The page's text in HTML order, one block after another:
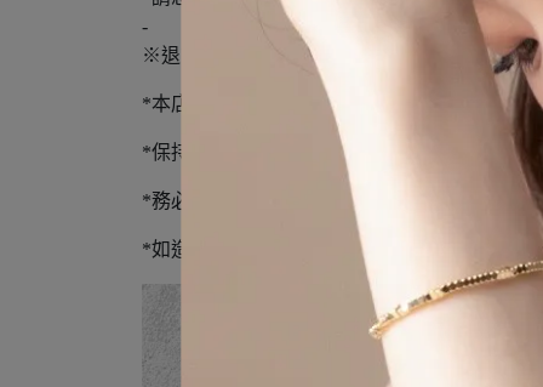
-
※退貨須知※
*本店僅供退貨，且恕不再提供原優惠
*保持商品、包裝(鞋盒)完整
*務必使用外包裝密封再寄出
*如造成商品損毀且不可恢復狀態，恕無法辦